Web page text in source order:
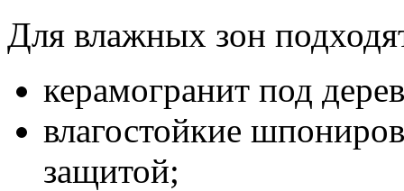
Для влажных зон
керамогранит под
влагостойкие
защитой;